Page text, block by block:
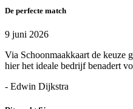
De perfecte match
9 juni 2026
Via Schoonmaakkaart de keuze
hier het ideale bedrijf benadert
- Edwin Dijkstra